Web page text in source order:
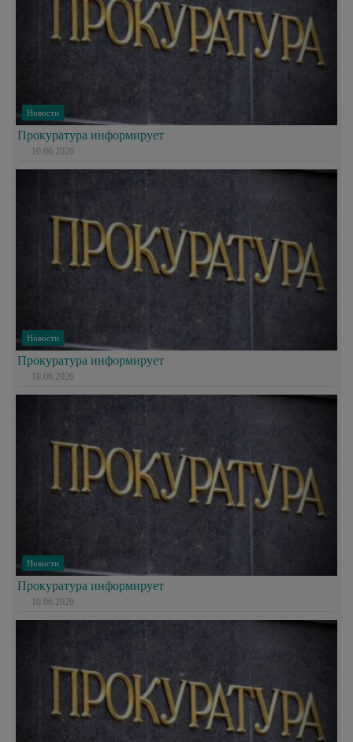
Новости
Прокуратура информирует
10.06.2026
Новости
Прокуратура информирует
10.06.2026
Новости
Прокуратура информирует
10.06.2026